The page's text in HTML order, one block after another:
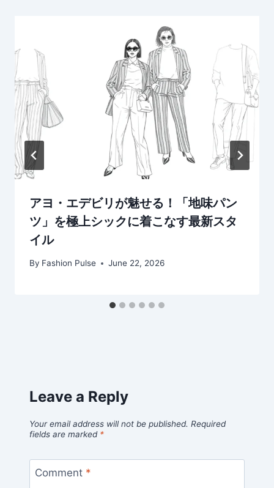
アヨ・エデビリが魅せる！「地味パン
ツ」を極上シックに着こなす最新スタ
イル
By Fashion Pulse June 22, 2026
Leave a Reply
Your email address will not be published. Required
fields are marked *
Comment *